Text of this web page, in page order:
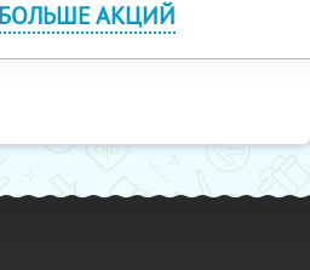
АКЦИЙ